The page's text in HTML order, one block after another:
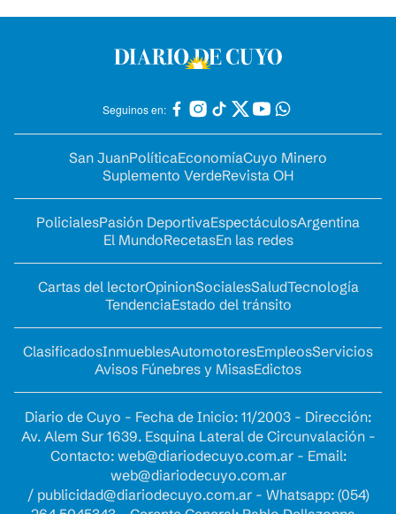
Seguinos en:
San JuanPolíticaEconomíaCuyo Minero
Suplemento VerdeRevista OH
PolicialesPasión DeportivaEspectáculosArgentina
El MundoRecetasEn las redes
Cartas del lectorOpinionSocialesSaludTecnología
TendenciaEstado del tránsito
ClasificadosInmueblesAutomotoresEmpleosServicios
Avisos Fúnebres y MisasEdictos
Diario de Cuyo - Fecha de Inicio: 11/2003 - Dirección:
Av. Alem Sur 1639. Esquina Lateral de Circunvalación -
Contacto: web@diariodecuyo.com.ar- Email:
web@diariodecuyo.com.ar
/ publicidad@diariodecuyo.com.ar- Whatsapp: (054)